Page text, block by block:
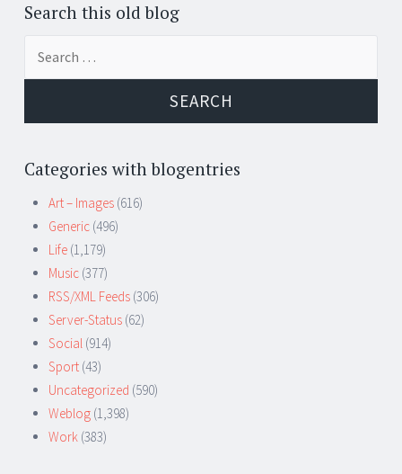
Search this old blog
Categories with blogentries
Art – Images (616)
Generic (496)
Life (1,179)
Music (377)
RSS/XML Feeds (306)
Server-Status (62)
Social (914)
Sport (43)
Uncategorized (590)
Weblog (1,398)
Work (383)